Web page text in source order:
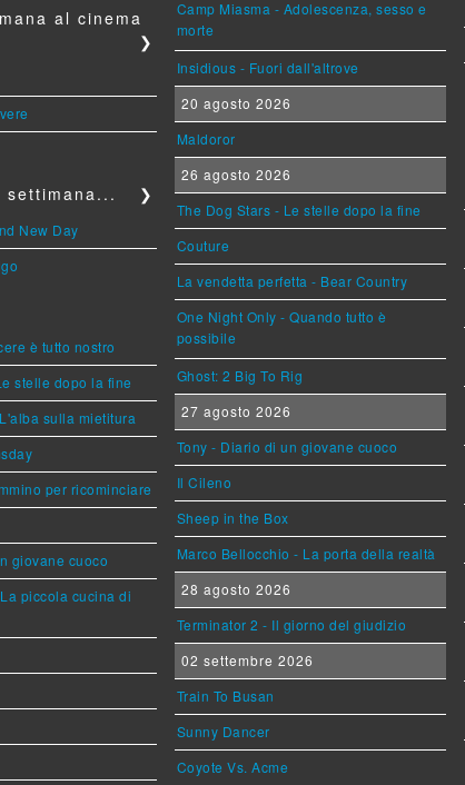
al cinema
❯
settimana... ❯
New Day
è tutto nostro
stelle dopo la fine
sulla mietitura
per ricominciare
giovane cuoco
piccola cucina di
Camp Miasma - Adolescenza, sesso e
morte
Insidious - Fuori dall'altrove
20 agosto 2026
Maldoror
26 agosto 2026
The Dog Stars - Le stelle dopo la fine
Couture
La vendetta perfetta - Bear Country
One Night Only - Quando tutto è
possibile
Ghost: 2 Big To Rig
27 agosto 2026
Tony - Diario di un giovane cuoco
Il Cileno
Sheep in the Box
Marco Bellocchio - La porta della realtà
28 agosto 2026
Terminator 2 - Il giorno del giudizio
02 settembre 2026
Train To Busan
Sunny Dancer
Coyote Vs. Acme